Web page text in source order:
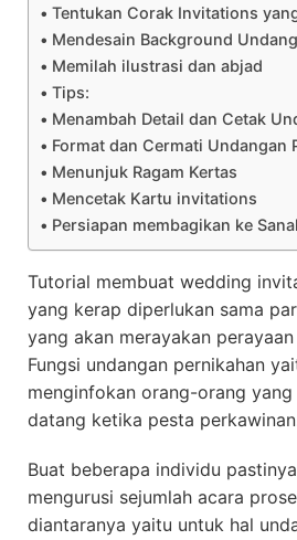
Tentukan Corak Invitations
Mendesain Background
Memilah ilustrasi dan abjad
Tips:
Menambah Detail dan Cetak
Format dan Cermati Undangan
Menunjuk Ragam Kertas
Mencetak Kartu invitations
Persiapan membagikan ke
Tutorial membuat wedding
yang kerap diperlukan sama
yang akan merayakan
Fungsi undangan pernikahan
menginfokan orang-orang
datang ketika pesta
Buat beberapa individu
mengurusi sejumlah acara
diantaranya yaitu untuk hal